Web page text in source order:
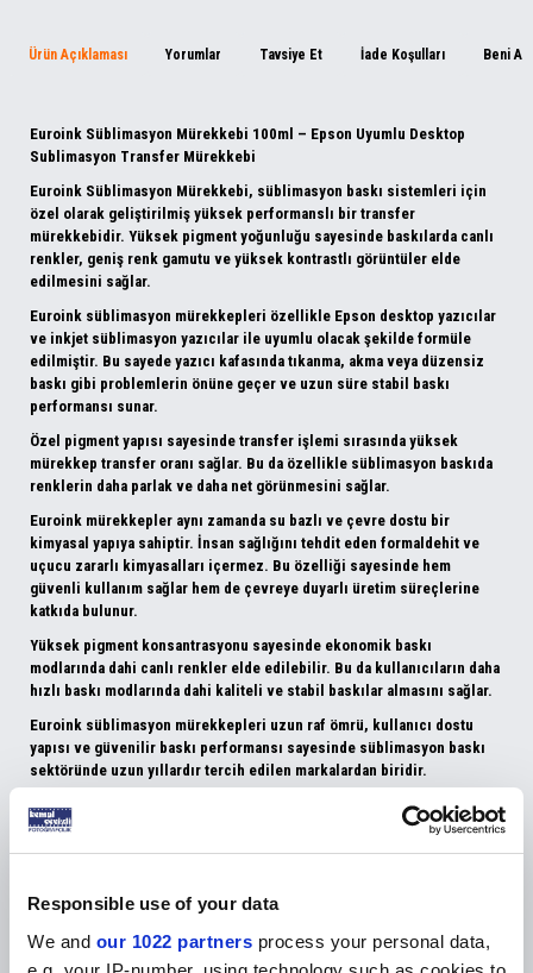
Responsible use of your data
We and our 1022 partners process your personal data,
Ürün Açıklaması Yorumlar Tavsiye Et İade Koşulları Beni
Euroink Süblimasyon Mürekkebi 100ml – Epson Uyumlu Desktop
Sublimasyon Transfer Mürekkebi
Euroink Süblimasyon Mürekkebi, süblimasyon baskı sistemleri için
özel olarak geliştirilmiş yüksek performanslı bir transfer
mürekkebidir. Yüksek pigment yoğunluğu sayesinde baskılarda canlı
renkler, geniş renk gamutu ve yüksek kontrastlı görüntüler elde
edilmesini sağlar.
Euroink süblimasyon mürekkepleri özellikle Epson desktop yazıcılar
ve inkjet süblimasyon yazıcılar ile uyumlu olacak şekilde formüle
edilmiştir. Bu sayede yazıcı kafasında tıkanma, akma veya düzensiz
baskı gibi problemlerin önüne geçer ve uzun süre stabil baskı
performansı sunar.
Özel pigment yapısı sayesinde transfer işlemi sırasında yüksek
mürekkep transfer oranı sağlar. Bu da özellikle süblimasyon baskıda
renklerin daha parlak ve daha net görünmesini sağlar.
Euroink mürekkepler aynı zamanda su bazlı ve çevre dostu bir
kimyasal yapıya sahiptir. İnsan sağlığını tehdit eden formaldehit ve
uçucu zararlı kimyasalları içermez. Bu özelliği sayesinde hem
güvenli kullanım sağlar hem de çevreye duyarlı üretim süreçlerine
katkıda bulunur.
Yüksek pigment konsantrasyonu sayesinde ekonomik baskı
modlarında dahi canlı renkler elde edilebilir. Bu da kullanıcıların daha
hızlı baskı modlarında dahi kaliteli ve stabil baskılar almasını sağlar.
Euroink süblimasyon mürekkepleri uzun raf ömrü, kullanıcı dostu
yapısı ve güvenilir baskı performansı sayesinde süblimasyon baskı
sektöründe uzun yıllardır tercih edilen markalardan biridir.
EUROINK SÜBLİMASYON MÜREKKEBİ AVANTAJLARI
• Yüksek mürekkep transfer oranı
• Stabil ve güvenilir baskı performansı